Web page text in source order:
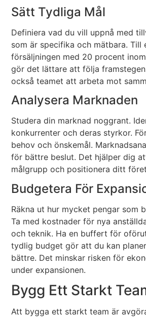
Sätt Tydliga Mål
Definiera vad du vill uppnå med
som är specifika och mätbara. Till
försäljningen med 20 procent
gör det lättare att följa
också teamet att arbeta mot
Analysera Marknaden
Studera din marknad noggrant.
konkurrenter och deras styrkor.
behov och önskemål.
för bättre beslut. Det hjälper dig
målgrupp och positionera ditt
Budgetera För
Räkna ut hur mycket pengar som
Ta med kostnader för nya
och teknik. Ha en buffert för
tydlig budget gör att du kan
bättre. Det minskar risken för
under expansionen.
Bygg Ett Starkt
Att bygga ett starkt team är